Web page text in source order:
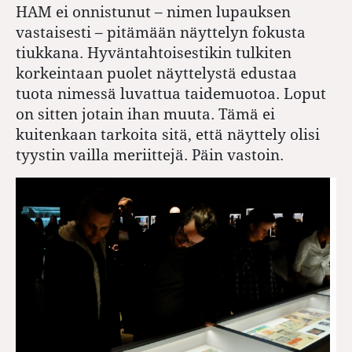
HAM ei onnistunut – nimen lupauksen
vastaisesti – pitämään näyttelyn fokusta
tiukkana. Hyväntahtoisestikin tulkiten
korkeintaan puolet näyttelystä edustaa
tuota nimessä luvattua taidemuotoa. Loput
on sitten jotain ihan muuta. Tämä ei
kuitenkaan tarkoita sitä, että näyttely olisi
tyystin vailla meriittejä. Päin vastoin.